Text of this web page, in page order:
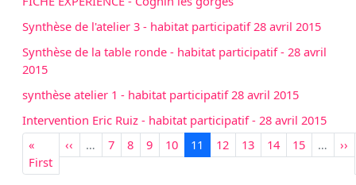
Synthèse de l'atelier 3 - habitat participatif 28 avril 2015
Synthèse de la table ronde - habitat participatif - 28 avril
2015
synthèse atelier 1 - habitat participatif 28 avril 2015
Intervention Eric Ruiz - habitat participatif - 28 avril 2015
Pagination
Première page
«
First
Page précédente
‹‹ … Page
7 Page
8 Page
9 Page
10 Page courante
11 Page
12 Page
13 Page
14 Page
15 … ››